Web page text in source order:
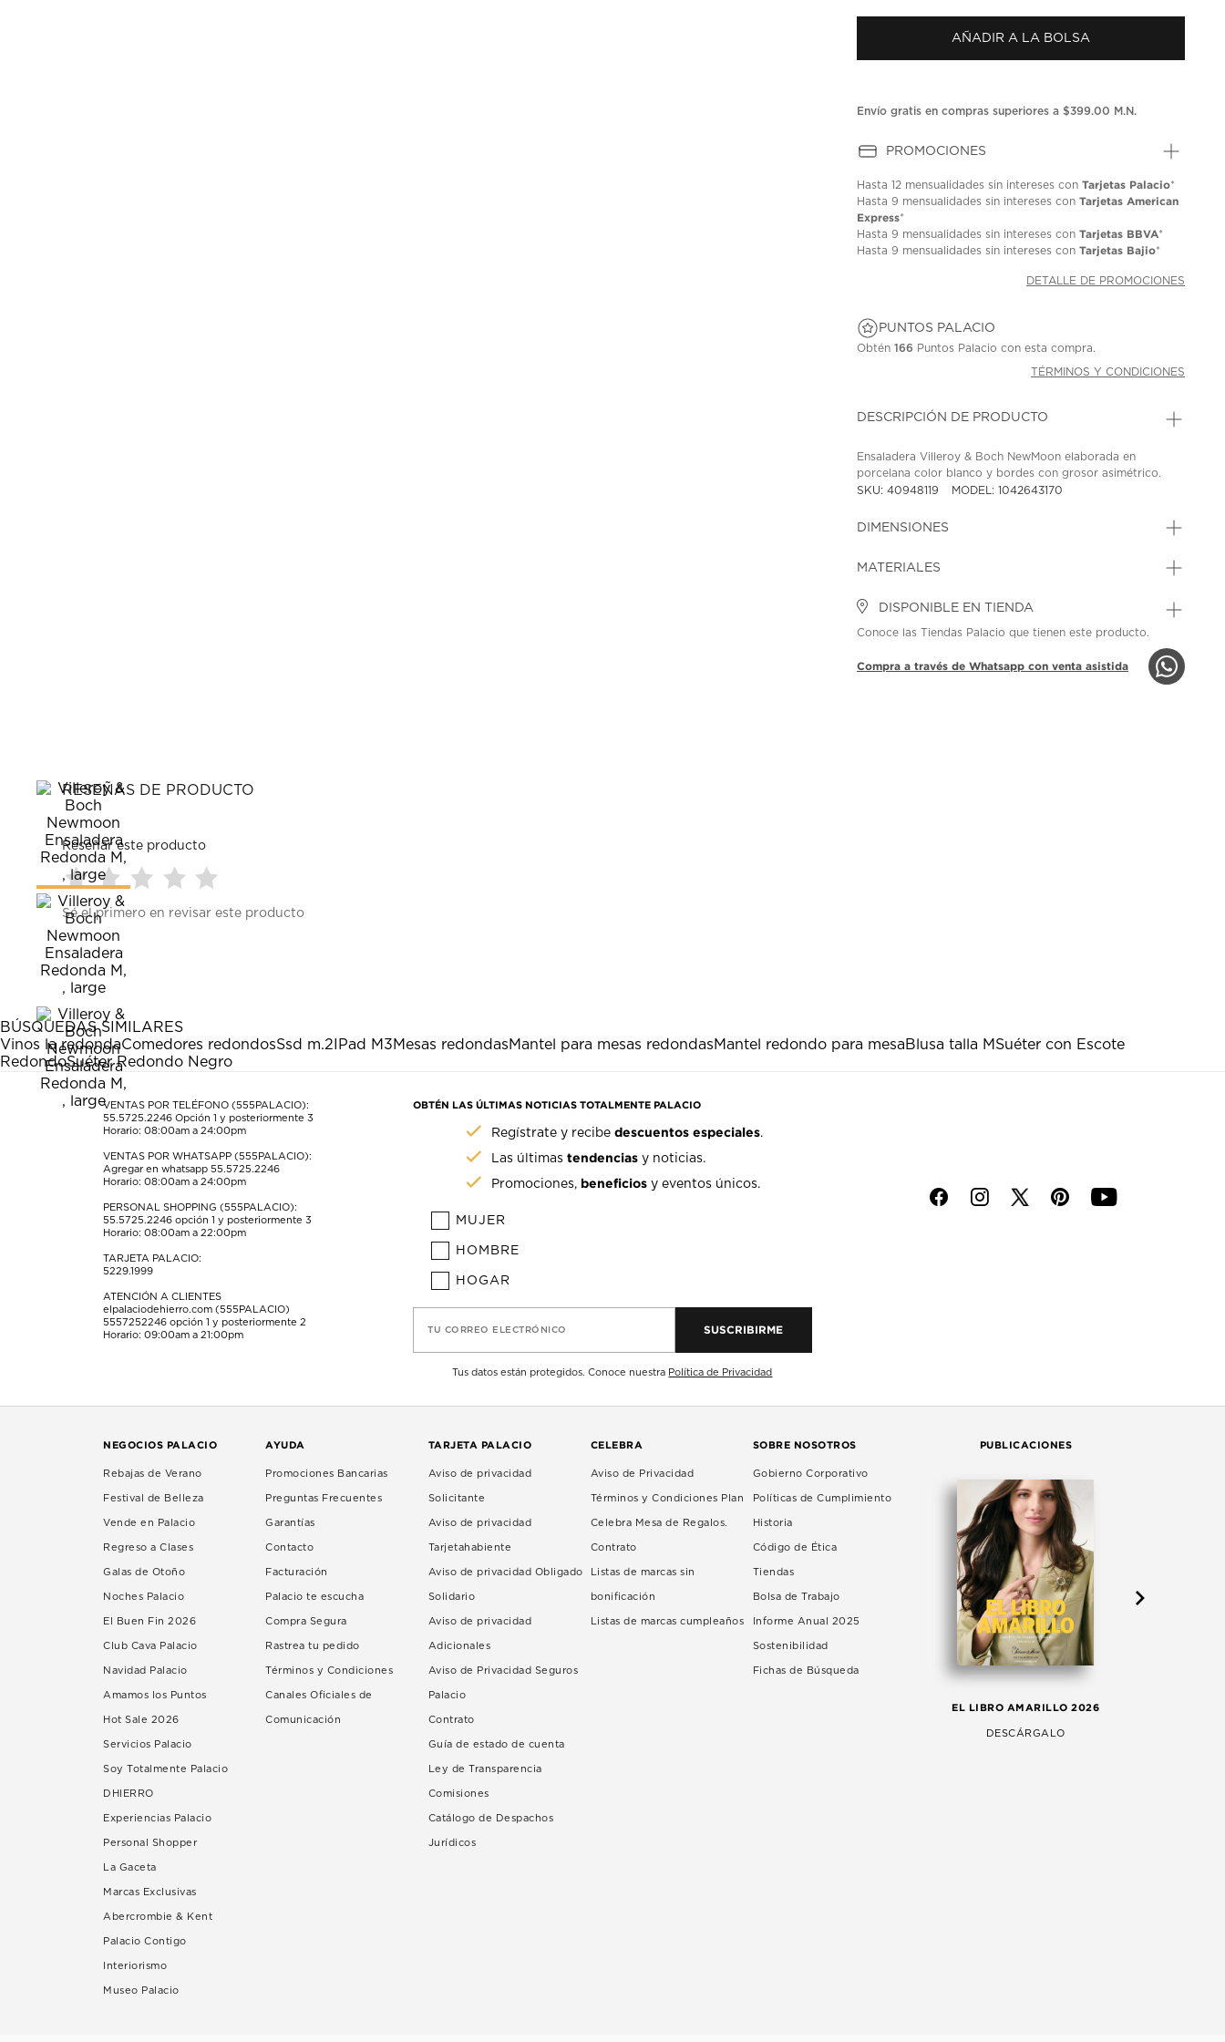
puntuación.
en
la
AÑADIR A LA BOLSA
Envío gratis en compras superiores a $399.00 M.N.
PROMOCIONES
Hasta12 mensualidades sin intereses conTarjetas Palacio*
Hasta9 mensualidades sin intereses conTarjetas American
Express*
Hasta9 mensualidades sin intereses conTarjetas BBVA*
Hasta9 mensualidades sin intereses conTarjetas Bajio*
DETALLE DE PROMOCIONES
PUNTOS PALACIO
Obtén166 Puntos Palacio con esta compra.
TÉRMINOS Y CONDICIONES
DESCRIPCIÓN DE PRODUCTO
Ensaladera Villeroy & Boch NewMoon elaborada en
porcelana color blanco y bordes con grosor asimétrico.
SKU: 40948119
MODEL: 1042643170
DIMENSIONES
MATERIALES
DISPONIBLE EN TIENDA
Conoce las Tiendas Palacio que tienen este producto.
Compra a través de Whatsapp con venta asistida
RESEÑAS DE PRODUCTO
Reseñar este producto
Seleccionar
para
calificar
el
artículo
con
estrella
Esta
acción
abrirá
el
formulario
Seleccionar
para
calificar
el
artículo
con
estrellas.
Esta
acción
abrirá
el
formulario
de
para
estrellas.
Esta
acción
abrirá
formulario
de
para
estrellas.
Esta
acción
abrirá
formulario
de
para
acción
abrirá
formulario
de
envío.
Sé el primero en revisar este producto
BÚSQUEDAS SIMILARES
Vinos la redondaComedores redondosSsd m.2 IPad M3Mesas redondasMantel para mesas redondasMantel redondo para mesaBlusa talla M Suéter con Escote
RedondoSuéter Redondo Negro
VENTAS POR TELÉFONO (555PALACIO):
55.5725.2246 Opción 1 y posteriormente 3
Horario: 08:00am a 24:00pm
VENTAS POR WHATSAPP (555PALACIO):
Agregar en whatsapp 55.5725.2246
Horario: 08:00am a 24:00pm
PERSONAL SHOPPING (555PALACIO):
55.5725.2246 opción 1 y posteriormente 3
Horario: 08:00am a 22:00pm
TARJETA PALACIO:
5229.1999
ATENCIÓN A CLIENTES
elpalaciodehierro.com (555PALACIO)
5557252246 opción 1 y posteriormente 2
Horario: 09:00am a 21:00pm
OBTÉN LAS ÚLTIMAS NOTICIAS TOTALMENTE PALACIO
Regístrate y recibedescuentos especiales.
Las últimastendencias y noticias.
Promociones, beneficios y eventos únicos.
MUJER
HOMBRE
HOGAR
TU CORREO ELECTRÓNICO SUSCRIBIRME
Tus datos están protegidos. Conoce nuestra Política de Privacidad
f i p y
NEGOCIOS PALACIO
Rebajas de Verano
Festival de Belleza
Vende en Palacio
Regreso a Clases
Galas de Otoño
Noches Palacio
El Buen Fin 2026
Club Cava Palacio
Navidad Palacio
Amamos los Puntos
Hot Sale 2026
Servicios Palacio
Soy Totalmente Palacio
DHIERRO
Experiencias Palacio
Personal Shopper
La Gaceta
Marcas Exclusivas
Abercrombie & Kent
Palacio Contigo
Interiorismo
Museo Palacio
AYUDA
Promociones Bancarias
Preguntas Frecuentes
Garantías
Contacto
Facturación
Palacio te escucha
Compra Segura
Rastrea tu pedido
Términos y Condiciones
Canales Oficiales de
Comunicación
TARJETA PALACIO
Aviso de privacidad
Solicitante
Aviso de privacidad
Tarjetahabiente
Aviso de privacidad Obligado
Solidario
Aviso de privacidad
Adicionales
Aviso de Privacidad Seguros
Palacio
Contrato
Guía de estado de cuenta
Ley de Transparencia
Comisiones
Catálogo de Despachos
Jurídicos
CELEBRA
Aviso de Privacidad
Términos y Condiciones Plan
Celebra Mesa de Regalos.
Contrato
Listas de marcas sin
bonificación
Listas de marcas cumpleaños
SOBRE NOSOTROS
Gobierno Corporativo
Políticas de Cumplimiento
Historia
Código de Ética
Tiendas
Bolsa de Trabajo
Informe Anual 2025
Sostenibilidad
Fichas de Búsqueda
PUBLICACIONES
EL LIBRO AMARILLO 2026
DESCÁRGALO